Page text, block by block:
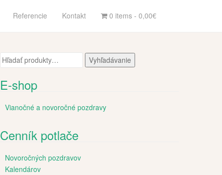
Referencie Kontakt 0 items - 0,00€
Hľadať: Vyhľadávanie
E-shop
Vianočné a novoročné pozdravy
Cenník potlače
Novoročných pozdravov
Kalendárov